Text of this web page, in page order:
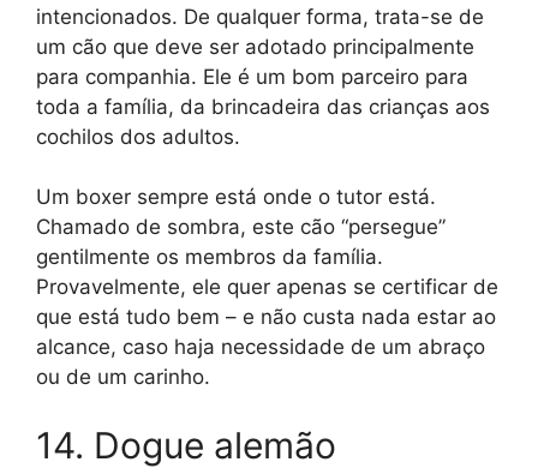
intencionados. De qualquer forma, trata-se de
um cão que deve ser adotado principalmente
para companhia. Ele é um bom parceiro para
toda a família, da brincadeira das crianças aos
cochilos dos adultos.
Um boxer sempre está onde o tutor está.
Chamado de sombra, este cão “persegue”
gentilmente os membros da família.
Provavelmente, ele quer apenas se certificar de
que está tudo bem – e não custa nada estar ao
alcance, caso haja necessidade de um abraço
ou de um carinho.
14. Dogue alemão